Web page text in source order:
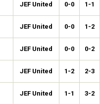
JEF United 0-0 1-1
JEF United 0-0 1-2
JEF United 0-0 0-2
JEF United 1-2 2-3
JEF United 1-1 3-2